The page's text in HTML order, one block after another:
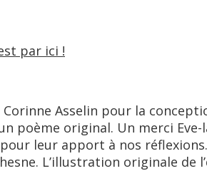
par ici !
Asselin pour la
poème original. Un merci
leur apport à nos
L’illustration originale de